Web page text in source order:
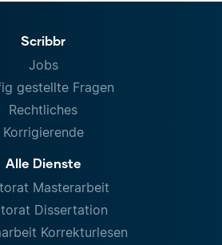
Scribbr
Jobs
gestellte Fragen
Rechtliches
Korrigierende
Alle Dienste
Masterarbeit
Dissertation
Korrekturlesen